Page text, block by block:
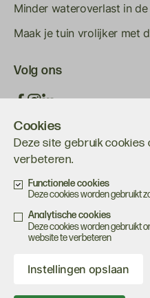
Cookies
Deze site gebruik cookies
verbeteren.
Functionele cookies
Deze cookies worden gebruikt
Analytische cookies
Deze cookies worden gebruikt
website te verbeteren
Instellingen opslaan
Minder wateroverlast in
Maak je tuin vrolijker met
Volg ons
Onderdeel van
Privacystatement